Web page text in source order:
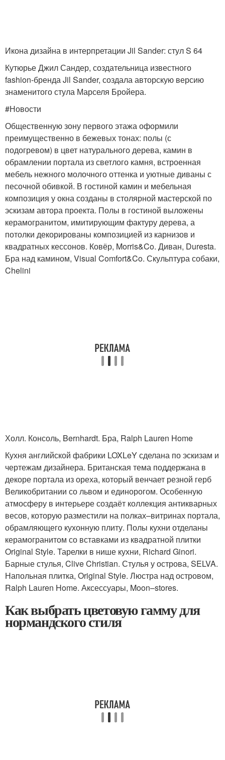
Икона дизайна в интерпретации Jil Sander: стул S 64
Кутюрье Джил Сандер, создательница известного
fashion-бренда Jil Sander, создала авторскую версию
знаменитого стула Марселя Бройера.
#Новости
Общественную зону первого этажа оформили
преимущественно в бежевых тонах: полы (с
подогревом) в цвет натурального дерева, камин в
обрамлении портала из светлого камня, встроенная
мебель нежного молочного оттенка и уютные диваны с
песочной обивкой. В гостиной камин и ме­­бельная
композиция у окна созданы в столярной мастерской по
эскизам автора проекта. Полы в гостиной выложены
керамогранитом, имитирующим фактуру дерева, а
потолки декорированы композицией из карнизов и
квадратных кессонов. Ковёр, Morris&Co. Диван, Duresta.
Бра над камином, Visual Comfort&Co. Скульптура собаки,
Chelini
Холл. Консоль, Bernhardt. Бра, Ralph Lauren Home
Кухня английской фабрики LOXLeY сделана по эскизам и
чертежам дизайнера. Британская тема поддержана в
декоре портала из ореха, который венчает резной герб
Велико­британии со львом и единорогом. Особенную
атмосферу в интерьере создаёт коллекция антикварных
весов, которую разместили на полках–витринах портала,
обрамляющего кухонную плиту. Полы кухни отделаны
керамогранитом со вставками из квадратной плитки
Original Style. Тарелки в нише кухни, Richard Ginori.
Барные стулья, Clive Christian. Стулья у острова, SELVA.
Напольная плитка, Original Style. Люстра над островом,
Ralph Lauren Home. Аксессуары, Moon–stores.
Как выбрать цветовую гамму для
нормандского стиля